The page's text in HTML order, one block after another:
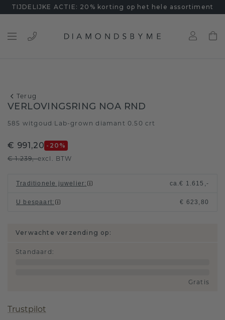
TIJDELIJKE ACTIE: 20% korting op het hele assortiment
Terug
VERLOVINGSRING NOA RND
585 witgoud Lab-grown diamant 0.50 crt
€ 991,20 -20 %
€ 1.239,-excl. BTW
Traditionele juwelier: ca.€ 1.615,-
U bespaart: € 623,80
Verwachte verzending op:
Standaard :
Gratis
Trustpilot